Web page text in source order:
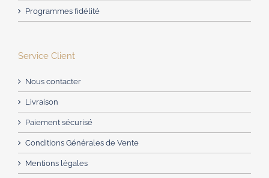
Programmes fidélité
Service Client
Nous contacter
Livraison
Paiement sécurisé
Conditions Générales de Vente
Mentions légales